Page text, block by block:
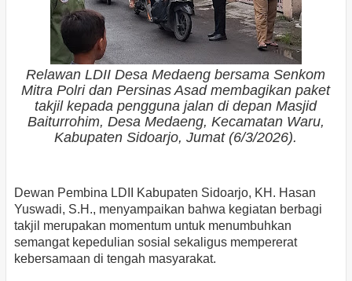
Relawan LDII Desa Medaeng bersama Senkom
Mitra Polri dan Persinas Asad membagikan paket
takjil kepada pengguna jalan di depan Masjid
Baiturrohim, Desa Medaeng, Kecamatan Waru,
Kabupaten Sidoarjo, Jumat (6/3/2026).
Dewan Pembina LDII Kabupaten Sidoarjo, KH. Hasan
Yuswadi, S.H., menyampaikan bahwa kegiatan berbagi
takjil merupakan momentum untuk menumbuhkan
semangat kepedulian sosial sekaligus mempererat
kebersamaan di tengah masyarakat.